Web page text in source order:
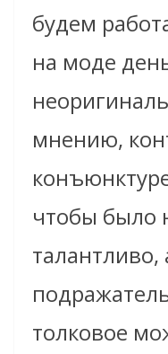
будем
на моде
мнению,
чтобы было
талантливо,
толковое